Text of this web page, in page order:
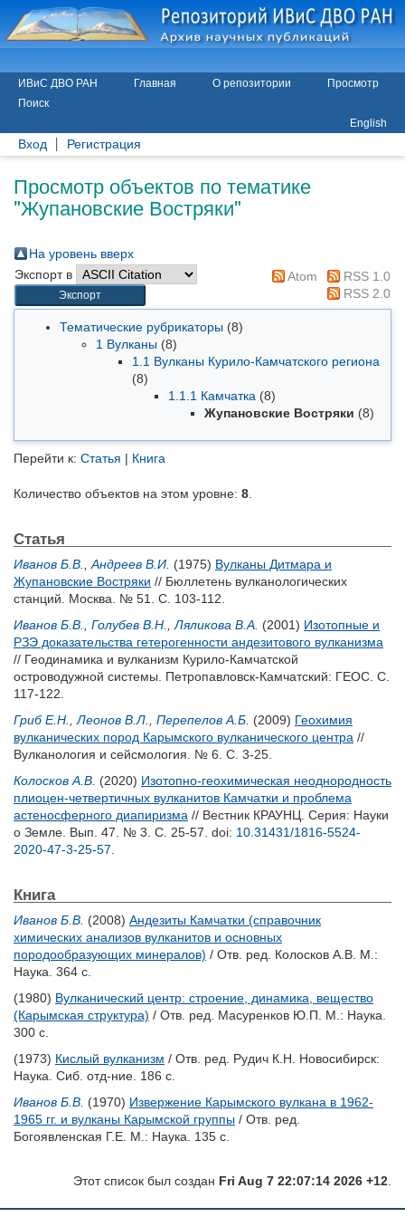
ИВиС ДВО РАН Главная О репозитории
Просмотр
Поиск
English
Вход Регистрация
Просмотр объектов по тематике
"Жупановские Востряки"
На уровень вверх
Экспорт в
Atom
RSS 1.0
RSS 2.0
Тематические рубрикаторы (8)
1 Вулканы (8)
1.1 Вулканы Курило-Камчатского региона
(8)
1.1.1 Камчатка (8)
Жупановские Востряки (8)
Перейти к: Статья | Книга
Количество объектов на этом уровне: 8
Статья
Иванов Б.В. Андреев В.И. (1975) Вулканы Дитмара и
Жупановские Востряки // Бюллетень вулканологических
станций. Москва. № 51. С. 103-112.
Иванов Б.В.
Голубев В.Н. Ляликова В.А. (2001) Изотопные и
РЗЭ доказательства гетерогенности андезитового вулканизма
// Геодинамика и вулканизм Курило-Камчатской
островодужной системы. Петропавловск-Камчатский: ГЕОС. С.
117-122.
Гриб Е.Н.
Леонов В.Л. Перепелов А.Б. (2009) Геохимия
вулканических пород Карымского вулканического центра //
Вулканология и сейсмология. № 6. С. 3-25.
Колосков А.В. (2020) Изотопно-геохимическая неоднородность
плиоцен-четвертичных вулканитов Камчатки и проблема
астеносферного диапиризма // Вестник КРАУНЦ. Серия: Науки
о Земле. Вып. 47. № 3. С. 25-57. doi: 10.31431/1816-5524-
2020-47-3-25-57
Книга
Иванов Б.В. (2008) Андезиты Камчатки (справочник
химических анализов вулканитов и основных
породообразующих минералов) / Отв. ред. Колосков А.В. М.:
Наука. 364 с.
(1980) Вулканический центр: строение, динамика, вещество
(Карымская структура) / Отв. ред. Масуренков Ю.П.
М.: Наука.
300 с.
(1973) Кислый вулканизм / Отв. ред. Рудич К.Н.
Новосибирск:
Наука. Сиб. отд-ние. 186 с.
Иванов Б.В. (1970) Извержение Карымского вулкана в 1962-
1965 гг. и вулканы Карымской группы / Отв. ред.
Богоявленская Г.Е. М.: Наука. 135 с.
Этот список был создан Fri Aug 7 22:07:14 2026 +12